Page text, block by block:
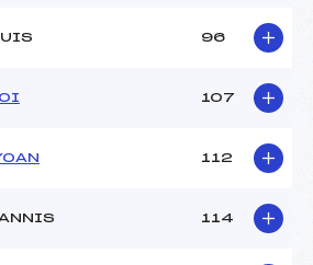
96
107
112
114